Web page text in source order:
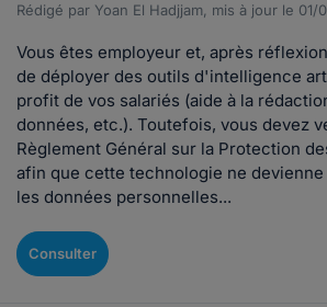
Rédigé par Yoan El Hadjjam, mis à jour le 01/
Vous êtes employeur et, après
de déployer des outils d'intelligence
profit de vos salariés (aide à la
données, etc.). Toutefois, vous devez
Règlement Général sur la Protection
afin que cette technologie ne
les données personnelles...
Consulter